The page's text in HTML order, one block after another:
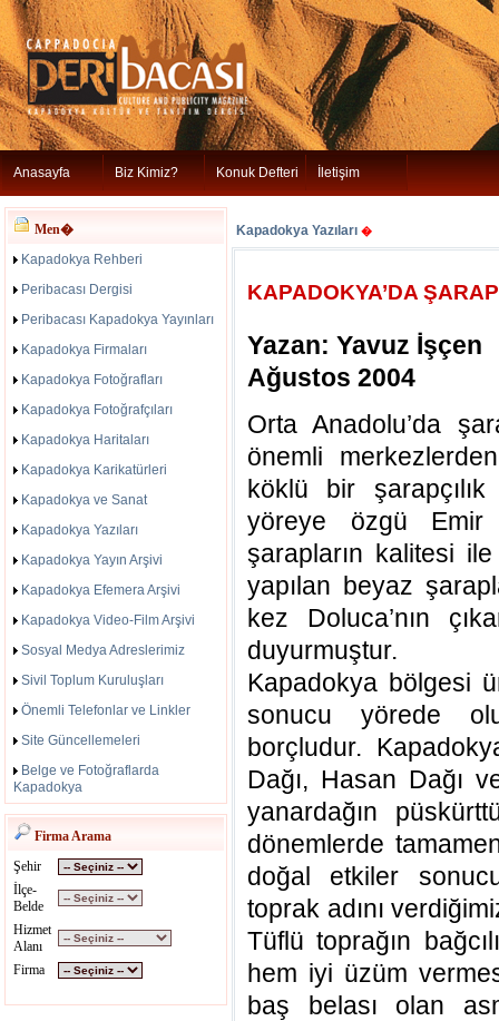
Anasayfa Biz Kimiz? Konuk Defteri İletişim
Men�
Kapadokya Rehberi
Peribacası Dergisi
Peribacası Kapadokya Yayınları
Kapadokya Firmaları
Kapadokya Fotoğrafları
Kapadokya Fotoğrafçıları
Kapadokya Haritaları
Kapadokya Karikatürleri
Kapadokya ve Sanat
Kapadokya Yazıları
Kapadokya Yayın Arşivi
Kapadokya Efemera Arşivi
Kapadokya Video-Film Arşivi
Sosyal Medya Adreslerimiz
Sivil Toplum Kuruluşları
Önemli Telefonlar ve Linkler
Site Güncellemeleri
Belge ve Fotoğraflarda
Kapadokya
Firma Arama
Şehir
İlçe-
Belde
Hizmet
Alanı
Firma
Kapadokya Yazıları �
KAPADOKYA’DA
Yazan: Yavuz İşçen
Ağustos 2004
Orta Anadolu’da
önemli
köklü bir
yöreye özgü Emir
şarapların kalitesi
yapılan beyaz
kez Doluca’nın
duyurmuştur.
Kapadokya bölgesi
sonucu yörede
borçludur.
Dağı, Hasan Dağı
yanardağın
dönemlerde
doğal etkiler
toprak adını
Tüflü toprağın
hem iyi üzüm
baş belası olan